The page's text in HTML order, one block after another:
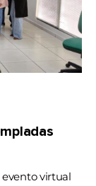
evento virtual